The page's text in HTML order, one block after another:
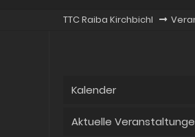
TTC Raiba Kirchbichl
Kalender
Aktuelle